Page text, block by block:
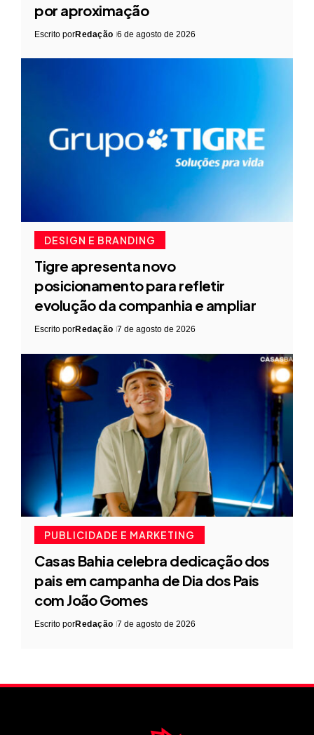
por aproximação
Escrito porRedação 6 de agosto de 2026
DESIGN E BRANDING
Tigre apresenta novo
posicionamento para refletir
evolução da companhia e ampliar
Escrito porRedação 7 de agosto de 2026
PUBLICIDADE E MARKETING
Casas Bahia celebra dedicação dos
pais em campanha de Dia dos Pais
com João Gomes
Escrito porRedação 7 de agosto de 2026